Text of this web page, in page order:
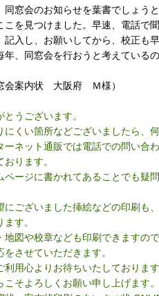
同窓会のお知らせを葉書でしょう
こを見つけました。早速、電話で
記入し、お願いしてから、校正も
年、同窓会を行おうと考えている
会案内状 大阪府 Ｍ様）
とうございます。
にくい箇所などございましたら、
ーネット通販では電話での問い合
おります。
ページに書かれてあることでも疑
にございました挿絵などの印刷も
す。
地図や校章なども印刷できますの
をさせていただきます。
利用心よりお待ちいたしております
こそよろしくお願い申し上げます。